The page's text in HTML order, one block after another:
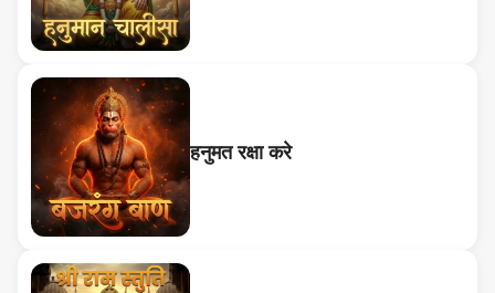
हनुमत रक्षा करे